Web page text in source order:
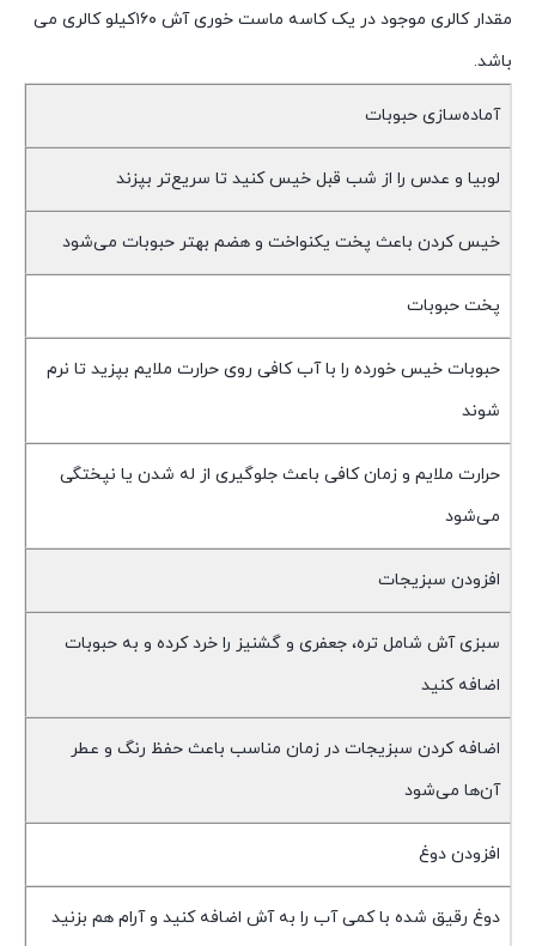
مقدار کالری موجود در یک کاسه ماست خوری آش ۱۶۰کیلو کالری می
باشد.
آماده‌سازی حبوبات
لوبیا و عدس را از شب قبل خیس کنید تا سریع‌تر بپزند
خیس کردن باعث پخت یکنواخت و هضم بهتر حبوبات می‌شود
پخت حبوبات
حبوبات خیس خورده را با آب کافی روی حرارت ملایم بپزید تا نرم
شوند
حرارت ملایم و زمان کافی باعث جلوگیری از له شدن یا نپختگی
می‌شود
افزودن سبزیجات
سبزی آش شامل تره، جعفری و گشنیز را خرد کرده و به حبوبات
اضافه کنید
اضافه کردن سبزیجات در زمان مناسب باعث حفظ رنگ و عطر
آن‌ها می‌شود
افزودن دوغ
دوغ رقیق شده با کمی آب را به آش اضافه کنید و آرام هم بزنید